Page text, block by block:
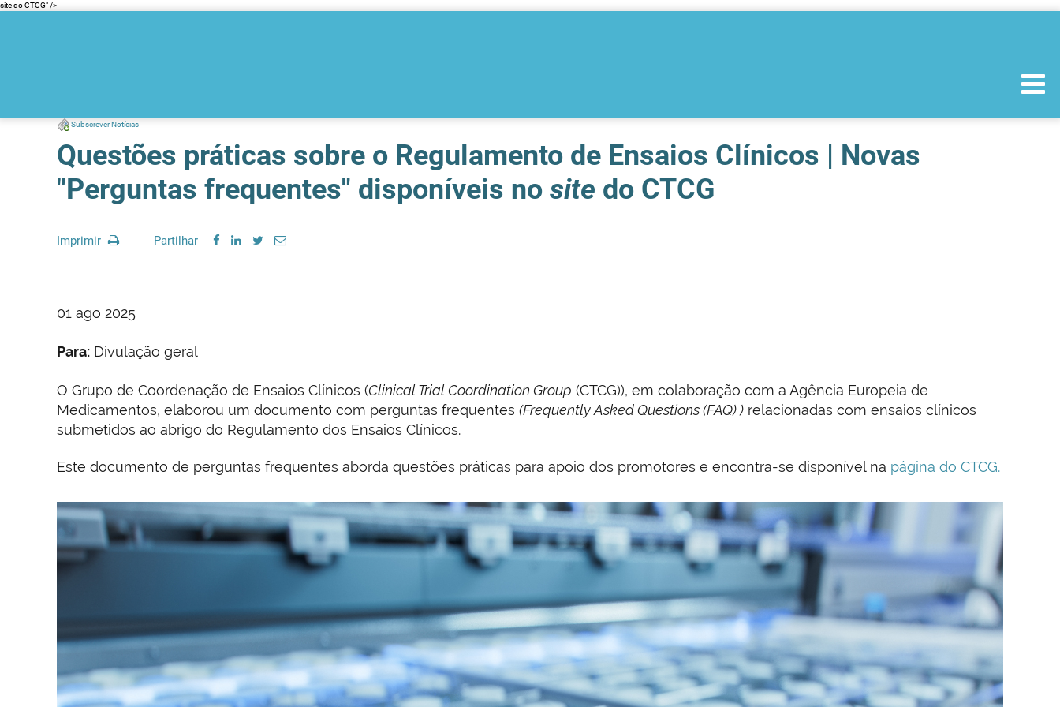
site do CTCG" />
Subscrever Notícias
Questões práticas sobre o Regulamento de Ensaios Clínicos | Novas
"Perguntas frequentes" disponíveis no site do CTCG
Imprimir Partilhar
01 ago 2025
Para: Divulação geral
O Grupo de Coordenação de Ensaios Clínicos (Clinical Trial Coordination Group (CTCG)), em colaboração com a Agência Europeia de
Medicamentos, elaborou um documento com perguntas frequentes (Frequently Asked Questions (FAQ) ) relacionadas com ensaios clínicos
submetidos ao abrigo do Regulamento dos Ensaios Clínicos.
Este documento de perguntas frequentes aborda questões práticas para apoio dos promotores e encontra-se disponível na página do CTCG.